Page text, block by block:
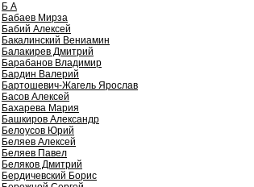
Б А
Бабаев Мирза
Бабий Алексей
Бакалинский Вениамин
Балакирев Дмитрий
Барабанов Владимир
Бардин Валерий
Бартошевич-Жагель Ярослав
Басов Алексей
Бахарева Мария
Башкиров Александр
Белоусов Юрий
Беляев Алексей
Беляев Павел
Беляков Дмитрий
Бердичевский Борис